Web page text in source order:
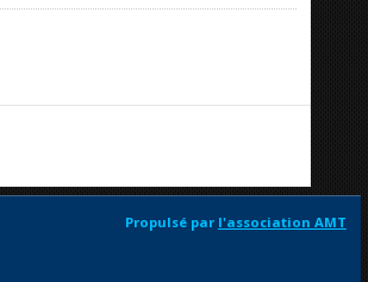
Propulsé par l'association AMT